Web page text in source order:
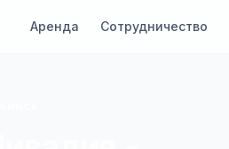
Аренда Сотрудничество